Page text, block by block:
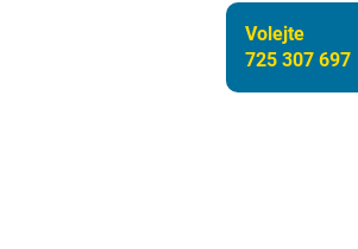
Volejte
725 307 697